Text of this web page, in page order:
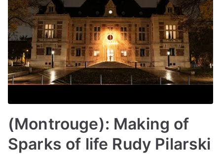
(Montrouge): Making of
Sparks of life Rudy Pilarski